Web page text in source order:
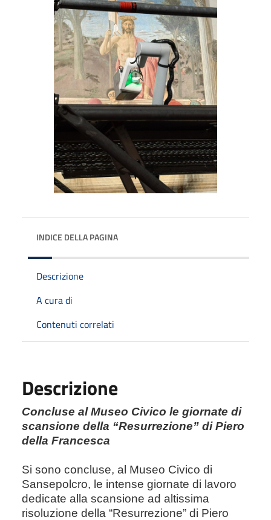
INDICE DELLA PAGINA
Descrizione
A cura di
Contenuti correlati
Descrizione
Concluse al Museo Civico le giornate di
scansione della “Resurrezione” di Piero
della Francesca
Si sono concluse, al Museo Civico di
Sansepolcro, le intense giornate di lavoro
dedicate alla scansione ad altissima
risoluzione della “Resurrezione” di Piero